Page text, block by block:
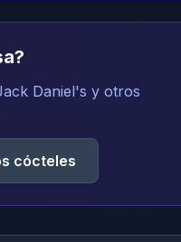
Daniel's y otros
cócteles